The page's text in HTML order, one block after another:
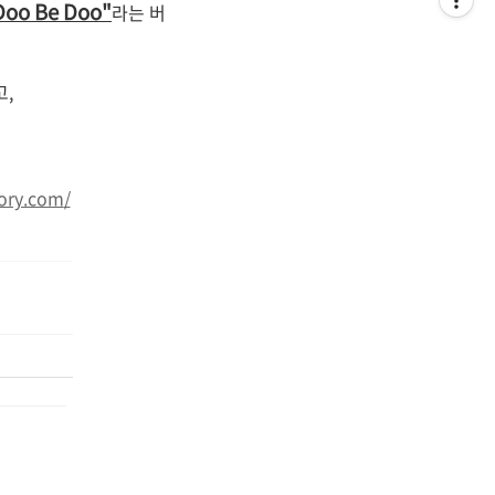
Be Doo"라는 버
,
/